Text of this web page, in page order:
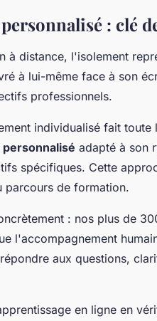
: clé
à distance, l'isolement
à lui-même face à son
professionnels.
individualisé fait toute
adapté à son
spécifiques. Cette
parcours de formation.
: nos plus de
l'accompagnement
aux questions,
en ligne en